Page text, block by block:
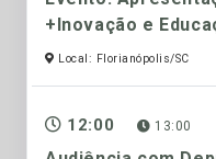
+Inovação e
Local: Florianópolis/SC
12:00 13:00